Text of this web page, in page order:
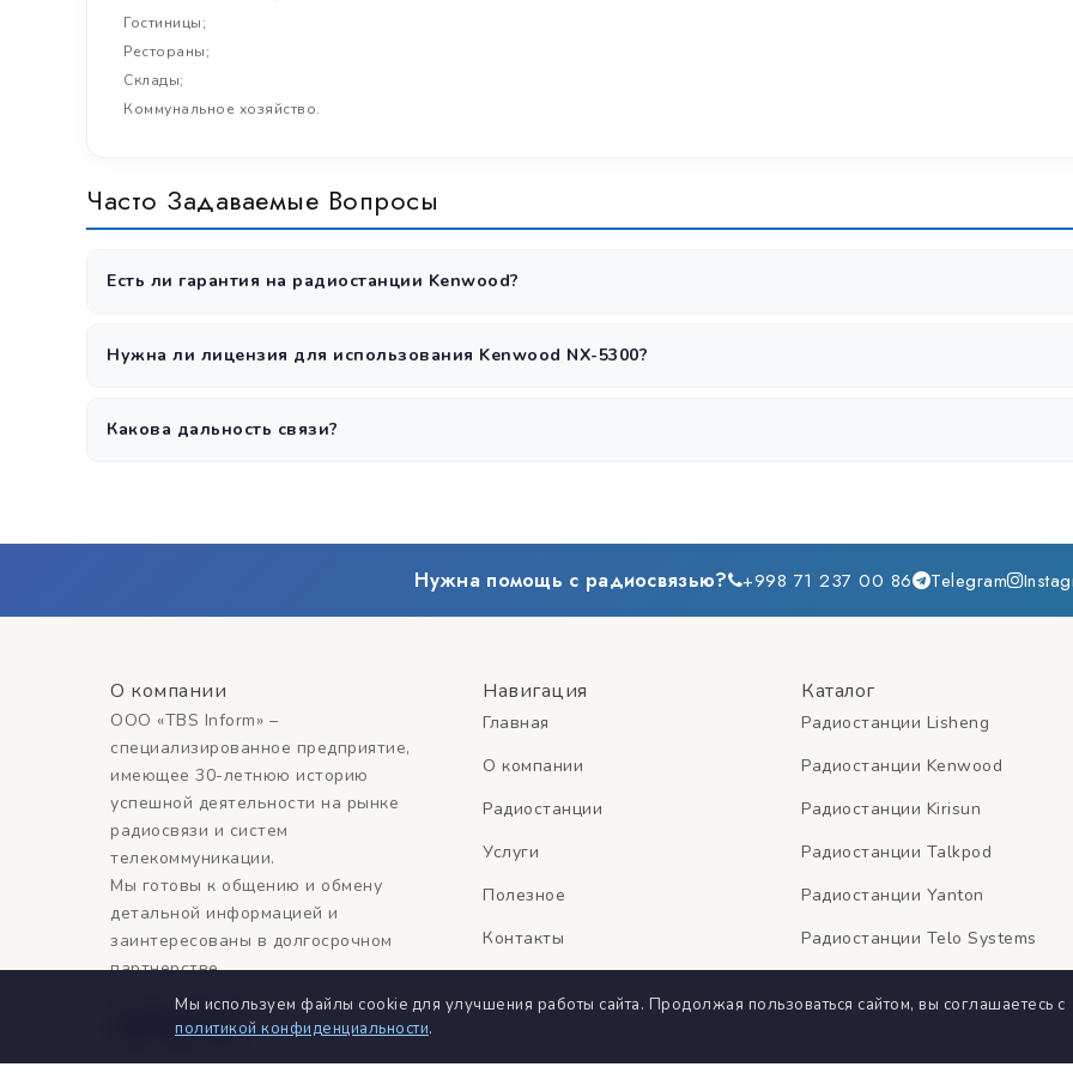
Мы используем файлы cookie для улучшения работы сайта. Продолжая пользоваться сайтом, вы соглашаетесь с
политикой конфиденциальности.
Гостиницы;
Рестораны;
Склады;
Коммунальное хозяйство.
Часто Задаваемые Вопросы
Есть ли гарантия на радиостанции Kenwood?
Нужна ли лицензия для использования Kenwood NX-5300?
Какова дальность связи?
Нужна помощь с радиосвязью? +998 71 237 00 86 Telegram
О компании
ООО «TBS Inform» –
специализированное предприятие,
имеющее 30-летнюю историю
успешной деятельности на рынке
радиосвязи и систем
телекоммуникации.
Мы готовы к общению и обмену
детальной информацией и
заинтересованы в долгосрочном
партнерстве.
Навигация
Главная
О компании
Радиостанции
Услуги
Полезное
Контакты
Каталог
Радиостанции Lisheng
Радиостанции Kenwood
Радиостанции Kirisun
Радиостанции Talkpod
Радиостанции Yanton
Радиостанции Telo Systems